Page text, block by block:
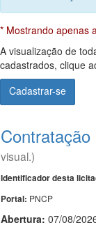
* Mostrando apenas
A visualização de
cadastrados, clique
Cadastrar-se
visual.)
Identificador desta
Portal: PNCP
Abertura: 07/08/